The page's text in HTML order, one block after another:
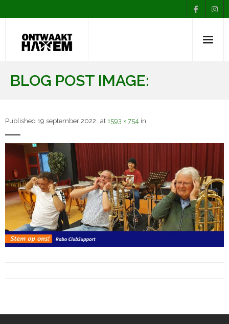
Muziekopleiding
Contact
BLOG POST IMAGE:
Published 19 september 2022 at 1593 × 754 in